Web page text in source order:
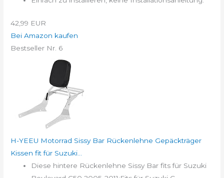
42,99 EUR
Bei Amazon kaufen
Bestseller Nr. 6
H-YEEU Motorrad Sissy Bar Rückenlehne Gepäckträger
Kissen fit für Suzuki...
Diese hintere Rückenlehne Sissy Bar fits für Suzuki